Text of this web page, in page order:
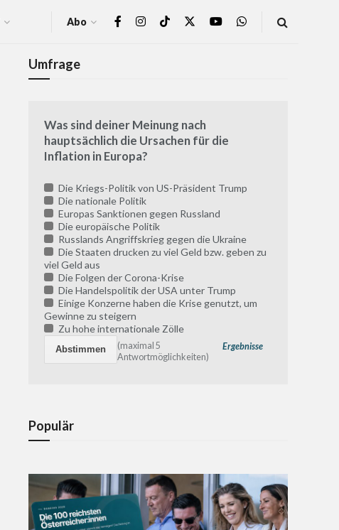
Abo
Umfrage
Was sind deiner Meinung nach
hauptsächlich die Ursachen für die
Inflation in Europa?
Die Kriegs-Politik von US-Präsident Trump
Die nationale Politik
Europas Sanktionen gegen Russland
Die europäische Politik
Russlands Angriffskrieg gegen die Ukraine
Die Staaten drucken zu viel Geld bzw. geben zu
viel Geld aus
Die Folgen der Corona-Krise
Die Handelspolitik der USA unter Trump
Einige Konzerne haben die Krise genutzt, um
Gewinne zu steigern
Zu hohe internationale Zölle
Ergebnisse
(maximal 5
Antwortmöglichkeiten)
Populär